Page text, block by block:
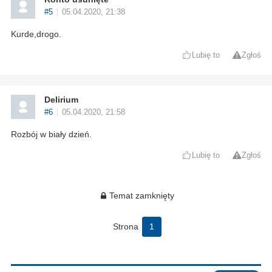
#5 05.04.2020, 21:38
Kurde,drogo.
Lubię to Zgłoś
Delirium
#6 05.04.2020, 21:58
Rozbój w biały dzień.
Lubię to Zgłoś
Temat zamknięty
Strona 1